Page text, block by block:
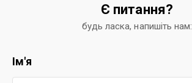
Є питання?
будь ласка, напишіть нам:
Ім'я